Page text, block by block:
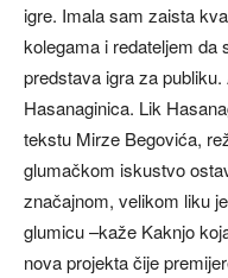
igre. Imala sam zaista
kolegama i redateljem da
predstava igra za
Hasanaginica. Lik
tekstu Mirze Begovića,
glumačkom iskustvo
značajnom, velikom liku
glumicu –kaže Kaknjo
nova projekta čije